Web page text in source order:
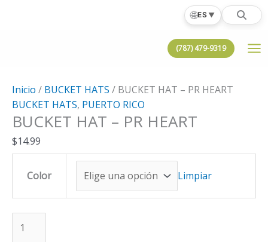
🌐ES▼
(787) 479-9319
Inicio / BUCKET HATS / BUCKET HAT – PR HEART
BUCKET HATS, PUERTO RICO
BUCKET HAT – PR HEART
$14.99
Color Limpiar
HAT